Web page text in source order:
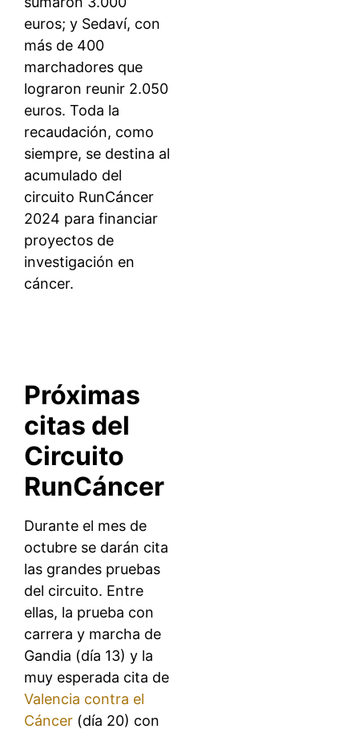
euros; y Sedaví, con
más de 400
marchadores que
lograron reunir 2.050
euros. Toda la
recaudación, como
siempre, se destina al
acumulado del
circuito RunCáncer
2024 para financiar
proyectos de
investigación en
cáncer.
Próximas
citas del
Circuito
RunCáncer
Durante el mes de
octubre se darán cita
las grandes pruebas
del circuito. Entre
ellas, la prueba con
carrera y marcha de
Gandia (día 13) y la
muy esperada cita de
Valencia contra el
Cáncer (día 20) con